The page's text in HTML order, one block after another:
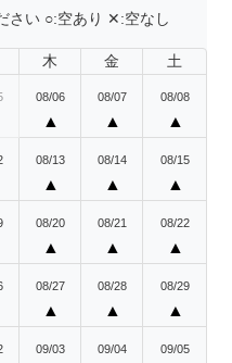
さい ○:空あり ✕:空なし
木 金 土
08/06
▲
08/07
▲
08/08
▲
08/13
▲
08/14
▲
08/15
▲
08/20
▲
08/21
▲
08/22
▲
08/27
▲
08/28
▲
08/29
▲
09/03 09/04 09/05